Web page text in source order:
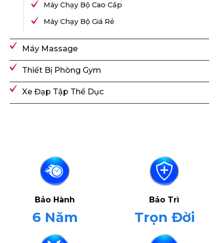
Máy Chạy Bộ Cao Cấp
Máy Chạy Bộ Giá Rẻ
Máy Massage
Thiết Bị Phòng Gym
Xe Đạp Tập Thể Dục
Bảo Hành
6 Năm
Bảo Trì
Trọn Đời